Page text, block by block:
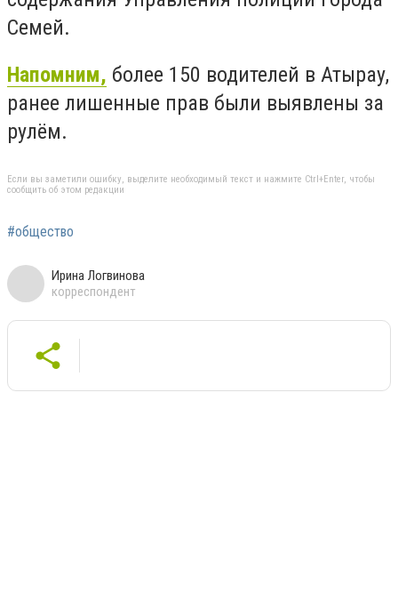
Семей.
Напомним, более 150 водителей в Атырау,
ранее лишенные прав были выявлены за
рулём.
Если вы заметили ошибку, выделите необходимый текст и нажмите Ctrl+Enter, чтобы
сообщить об этом редакции
#общество
Ирина Логвинова
корреспондент